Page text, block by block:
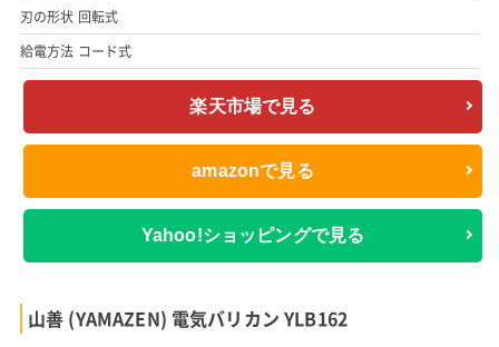
刃の形状 回転式
給電方法 コード式
楽天市場で見る
amazonで見る
Yahoo!ショッピングで見る
山善 (YAMAZEN) 電気バリカン YLB162